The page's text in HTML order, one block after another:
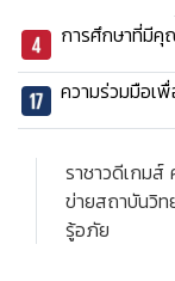
การศึกษาที่มี
ความร่วมมือเ
ราชาวดีเกม
ข่ายสถาบันวิ
รู้อภัย